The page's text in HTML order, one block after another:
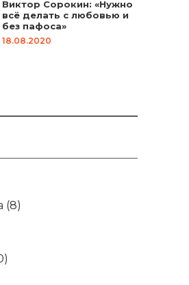
Виктор Сорокин: «Нужно
всё делать с любовью и
без пафоса»
18.08.2020
(8)